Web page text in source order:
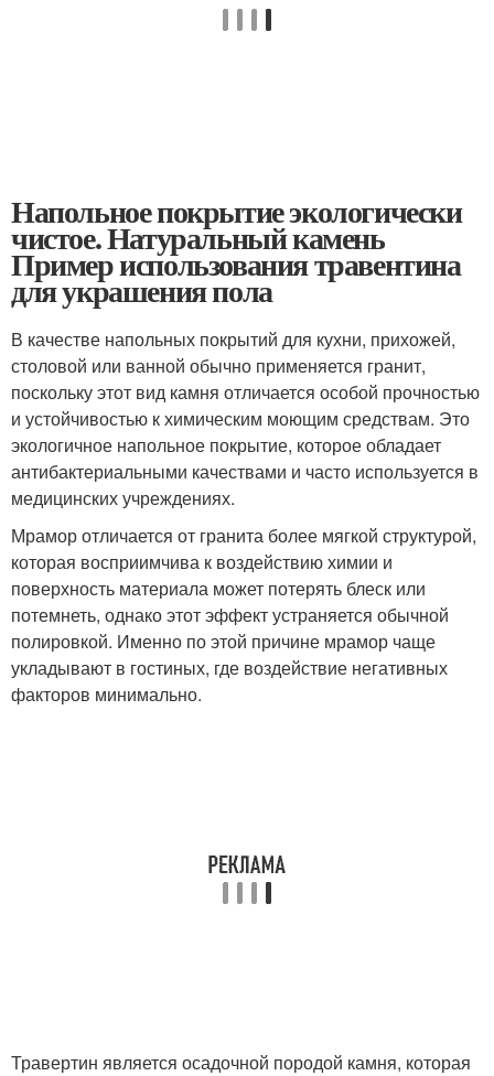
Напольное покрытие экологически
чистое. Натуральный камень
Пример использования травентина
для украшения пола
В качестве напольных покрытий для кухни, прихожей,
столовой или ванной обычно применяется гранит,
поскольку этот вид камня отличается особой прочностью
и устойчивостью к химическим моющим средствам. Это
экологичное напольное покрытие, которое обладает
антибактериальными качествами и часто используется в
медицинских учреждениях.
Мрамор отличается от гранита более мягкой структурой,
которая восприимчива к воздействию химии и
поверхность материала может потерять блеск или
потемнеть, однако этот эффект устраняется обычной
полировкой. Именно по этой причине мрамор чаще
укладывают в гостиных, где воздействие негативных
факторов минимально.
Травертин является осадочной породой камня, которая